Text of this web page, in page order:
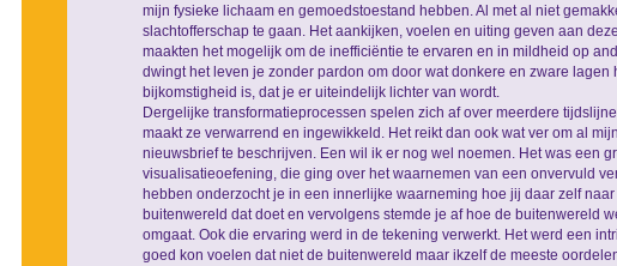
mijn fysieke lichaam en gemoedstoestand hebben. Al met al niet
slachtofferschap te gaan. Het aankijken, voelen en uiting geven aan
maakten het mogelijk om de inefficiëntie te ervaren en in mildheid op
dwingt het leven je zonder pardon om door wat donkere en zware lagen
bijkomstigheid is, dat je er uiteindelijk lichter van wordt.
Dergelijke transformatieprocessen spelen zich af over meerdere
maakt ze verwarrend en ingewikkeld. Het reikt dan ook wat ver om al
nieuwsbrief te beschrijven. Een wil ik er nog wel noemen. Het was een
visualisatieoefening, die ging over het waarnemen van een onvervuld
hebben onderzocht je in een innerlijke waarneming hoe jij daar zelf
buitenwereld dat doet en vervolgens stemde je af hoe de buitenwereld
omgaat. Ook die ervaring werd in de tekening verwerkt. Het werd een
goed kon voelen dat niet de buitenwereld maar ikzelf de meeste